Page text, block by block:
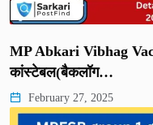
MP Abkari Vibhag
कांस्टेबल(बैकलॉग…
February 27, 2025